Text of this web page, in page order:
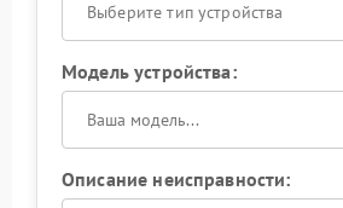
Выберите тип устройства
Модель устройства:
Описание неисправности: